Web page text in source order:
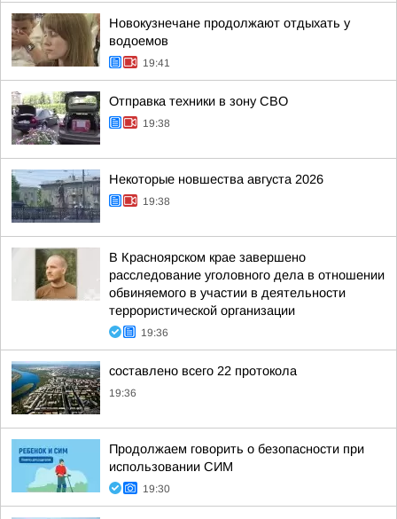
Новокузнечане продолжают отдыхать у
водоемов
19:41
Отправка техники в зону СВО
19:38
Некоторые новшества августа 2026
19:38
В Красноярском крае завершено
расследование уголовного дела в отношении
обвиняемого в участии в деятельности
террористической организации
19:36
составлено всего 22 протокола
19:36
Продолжаем говорить о безопасности при
использовании СИМ
19:30